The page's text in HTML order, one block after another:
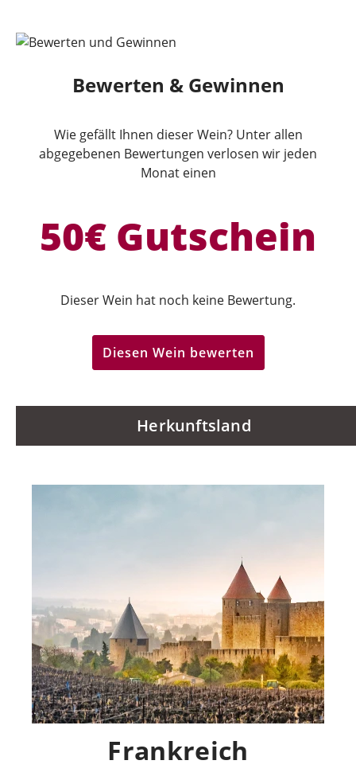
Bewerten & Gewinnen
Wie gefällt Ihnen dieser Wein? Unter allen
abgegebenen Bewertungen verlosen wir jeden
Monat einen
50€ Gutschein
Dieser Wein hat noch keine Bewertung.
Diesen Wein bewerten
Herkunftsland
Frankreich